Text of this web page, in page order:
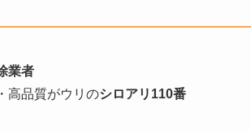
業者
高品質がウリのシロアリ110番